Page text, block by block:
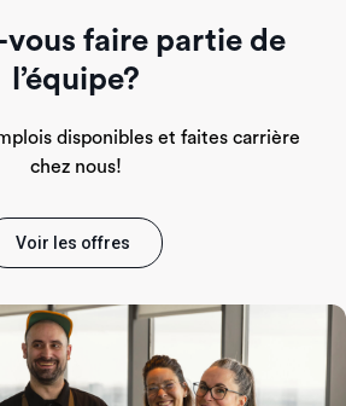
faire partie de
l’équipe?
disponibles et faites carrière
chez nous!
Voir les offres